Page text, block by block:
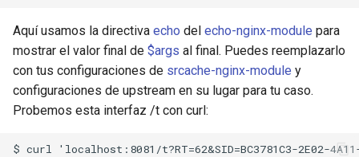
Aquí usamos la directiva echo del echo-nginx-module para
mostrar el valor final de $args al final. Puedes reemplazarlo
con tus configuraciones de srcache-nginx-module y
configuraciones de upstream en su lugar para tu caso.
Probemos esta interfaz /t con curl:
$ curl 'localhost:8081/t?RT=62&SID=BC3781C3-2E02-4A11-